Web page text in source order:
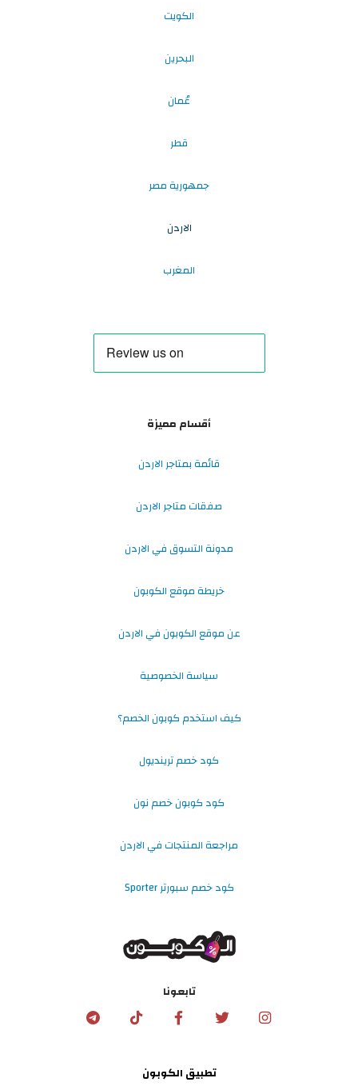
الكويت
البحرين
عُمان
قطر
جمهورية مصر
الاردن
المغرب
أقسام مميزة
قائمة بمتاجر الاردن
صفقات متاجر الاردن
مدونة التسوق في الاردن
خريطة موقع الكوبون
عن موقع الكوبون في الاردن
سياسة الخصوصية
كيف استخدم كوبون الخصم؟
كود خصم ترينديول
كود كوبون خصم نون
مراجعة المنتجات في الاردن
كود خصم سبورتر Sporter
تابعونا
تطبيق الكوبون